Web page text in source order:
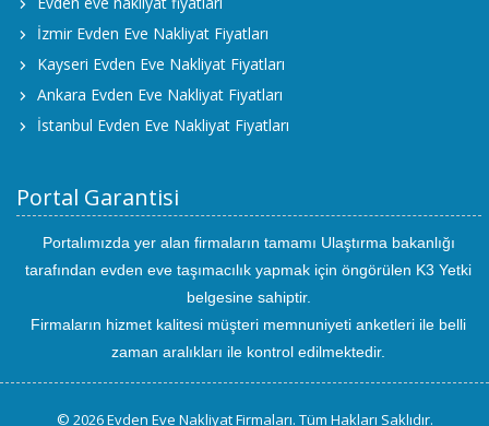
İzmir Evden Eve Nakliyat Fiyatları
Kayseri Evden Eve Nakliyat Fiyatları
Ankara Evden Eve Nakliyat Fiyatları
İstanbul Evden Eve Nakliyat Fiyatları
Portal Garantisi
Portalımızda yer alan firmaların tamamı Ulaştırma bakanlığı
tarafından evden eve taşımacılık yapmak için öngörülen K3 Yetki
belgesine sahiptir.
Firmaların hizmet kalitesi müşteri memnuniyeti anketleri ile belli
zaman aralıkları ile kontrol edilmektedir.
© 2026 Evden Eve Nakliyat Firmaları. Tüm Hakları Saklıdır.